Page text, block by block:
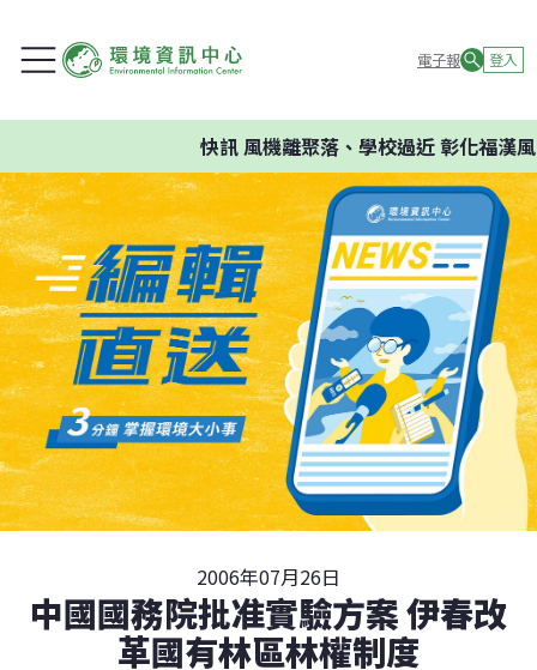
電子報 登入
快訊風機離聚落、學校過近 彰化福漢風
2006年07月26日
中國國務院批准實驗方案 伊春改
革國有林區林權制度